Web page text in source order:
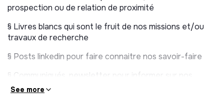
prospection ou de relation de proximité
§ Livres blancs qui sont le fruit de nos missions et/ou
travaux de recherche
§ Posts linkedin pour faire connaitre nos savoir-faire
§ Communiqués, newsletter pour informer sur nos
actualités et événements
See more